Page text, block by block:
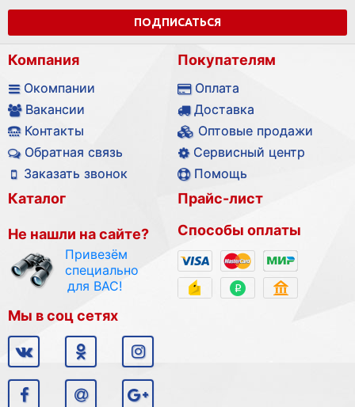
ПОДПИСАТЬСЯ
Компания
Окомпании
Вакансии
Контакты
Обратная связь
Заказать звонок
Покупателям
Оплата
Доставка
Оптовые продажи
Сервисный центр
Помощь
Каталог
Не нашли на сайте?
Привезём
специально
для ВАС!
Прайс-лист
Способы оплаты
Мы в соц сетях